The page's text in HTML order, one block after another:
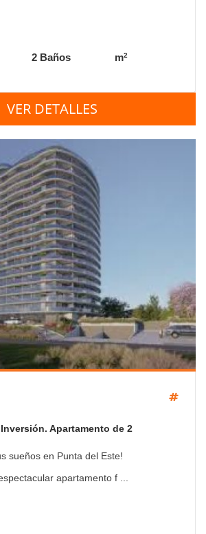
2 Baños m2
VER DETALLES
Apartamento de 2
sueños en Punta del Este!
apartamento f ...